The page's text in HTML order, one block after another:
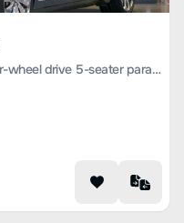
Flying Spur 2022 4.0T automatic four-wheel drive 5-seater parallel import